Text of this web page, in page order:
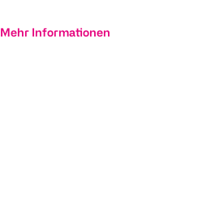
Mehr Informationen